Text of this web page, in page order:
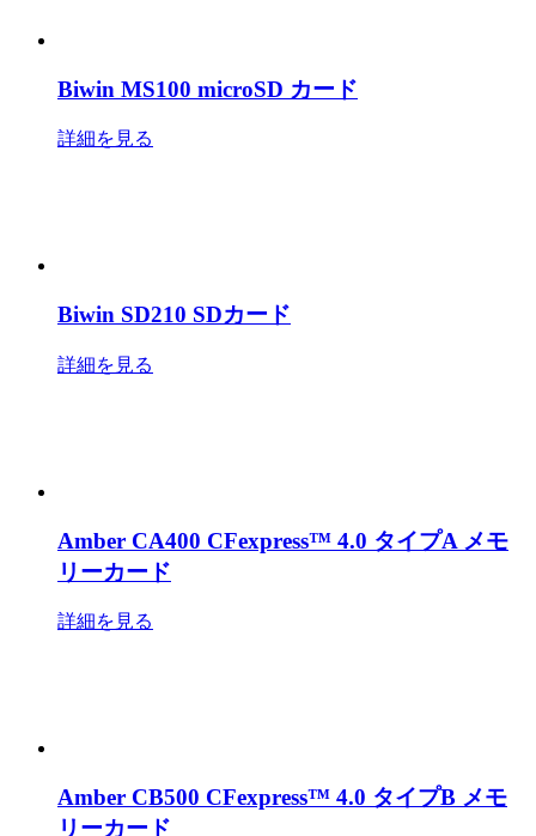
Biwin MS100 microSD カード
詳細を見る
Biwin SD210 SDカード
詳細を見る
Amber CA400 CFexpress™ 4.0 タイプA メモ
リーカード
詳細を見る
Amber CB500 CFexpress™ 4.0 タイプB メモ
リーカード